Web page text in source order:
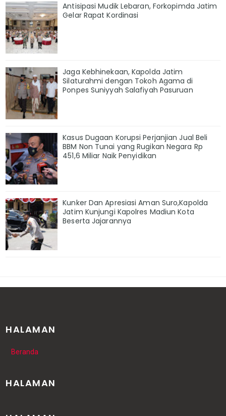
Antisipasi Mudik Lebaran, Forkopimda Jatim
Gelar Rapat Kordinasi
Jaga Kebhinekaan, Kapolda Jatim
Silaturahmi dengan Tokoh Agama di
Ponpes Suniyyah Salafiyah Pasuruan
Kasus Dugaan Korupsi Perjanjian Jual Beli
BBM Non Tunai yang Rugikan Negara Rp
451,6 Miliar Naik Penyidikan
Kunker Dan Apresiasi Aman Suro,Kapolda
Jatim Kunjungi Kapolres Madiun Kota
Beserta Jajarannya
HALAMAN
Beranda
HALAMAN